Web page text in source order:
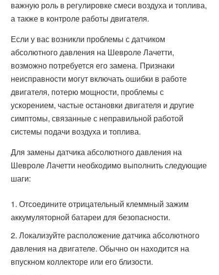
важную роль в регулировке смеси воздуха и топлива,
а также в контроле работы двигателя.
Если у вас возникли проблемы с датчиком
абсолютного давления на Шевроле Лачетти,
возможно потребуется его замена. Признаки
неисправности могут включать ошибки в работе
двигателя, потерю мощности, проблемы с
ускорением, частые остановки двигателя и другие
симптомы, связанные с неправильной работой
системы подачи воздуха и топлива.
Для замены датчика абсолютного давления на
Шевроле Лачетти необходимо выполнить следующие
шаги:
Отсоедините отрицательный клеммный зажим
аккумуляторной батареи для безопасности.
Локализуйте расположение датчика абсолютного
давления на двигателе. Обычно он находится на
впускном коллекторе или его близости.